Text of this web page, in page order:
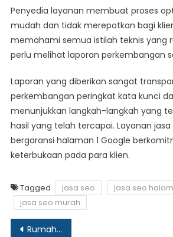
Penyedia layanan membuat proses
mudah dan tidak merepotkan bagi
memahami semua istilah teknis yang
perlu melihat laporan perkembangan
Laporan yang diberikan sangat
perkembangan peringkat kata kunci
menunjukkan langkah-langkah yang
hasil yang telah tercapai. Layanan jasa
bergaransi halaman 1 Google
keterbukaan pada para klien.
Tagged jasa seo
jasa seo
jasa seo murah
Post
Rumah Sakit Ortopedi Terbaik di Indonesia untuk Penanganan Lengkap Masalah Tulang